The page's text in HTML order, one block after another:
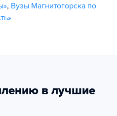
, Вузы Магнитогорска по
в лучшие